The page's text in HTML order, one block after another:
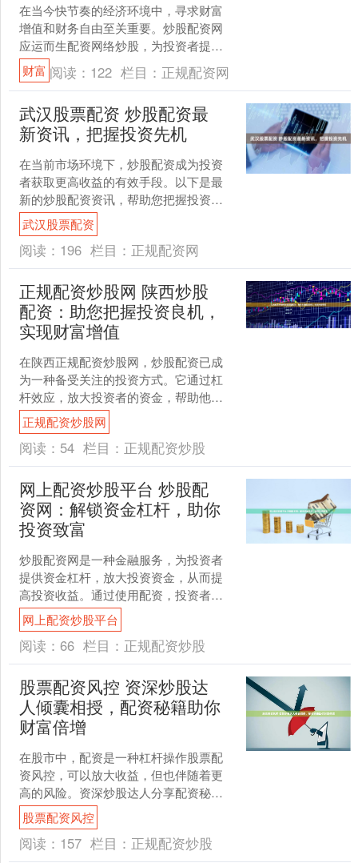
在当今快节奏的经济环境中，寻求财富
增值和财务自由至关重要。炒股配资网
应运而生配资网络炒股，为投资者提供
了一个绝佳的平台，让他们利用杠杆作
用放大收益潜力。 股票配....
财富 阅读： 122 栏目： 正规配资网
武汉股票配资 炒股配资最
新资讯，把握投资先机
在当前市场环境下，炒股配资成为投资
者获取更高收益的有效手段。以下是最
新的炒股配资资讯，帮助您把握投资先
机武汉股票配资： * **资金倍增：**配资
服务可将您的资....
武汉股票配资
阅读： 196 栏目： 正规配资网
正规配资炒股网 陕西炒股
配资：助您把握投资良机，
实现财富增值
在陕西正规配资炒股网，炒股配资已成
为一种备受关注的投资方式。它通过杠
杆效应，放大投资者的资金，帮助他们
把握投资良机，实现财富增值。 然而，
杠杆交易也伴随着更高的....
正规配资炒股网
阅读： 54 栏目： 正规配资炒股
网上配资炒股平台 炒股配
资网：解锁资金杠杆，助你
投资致富
炒股配资网是一种金融服务，为投资者
提供资金杠杆，放大投资资金，从而提
高投资收益。通过使用配资，投资者可
以以较小的自有资金撬动更大的资金，
增加获利机会。 例如，某....
网上配资炒股平台
阅读： 66 栏目： 正规配资炒股
股票配资风控 资深炒股达
人倾囊相授，配资秘籍助你
财富倍增
在股市中，配资是一种杠杆操作股票配
资风控，可以放大收益，但也伴随着更
高的风险。资深炒股达人分享配资秘
籍，助你财富倍增： 恒信配资是国内领
先的实盘股票配资平台，拥....
股票配资风控
阅读： 157 栏目： 正规配资炒股